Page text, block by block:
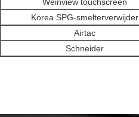
Korea SPG-smelterverwijder
Airtac
Schneider